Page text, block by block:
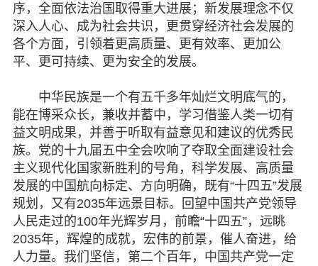
序，全面依法治国取得重大进展；新发展理念不仅
深入人心、成为社会共识，更贯穿经济社会发展的
各个方面，引领着更高质量、更有效率、更加公
平、更可持续、更为安全的发展。
中华民族是一个有五千多年灿烂文明底气的，
能在博采众长，兼收并蓄中，学习借鉴人类一切有
益文明成果，并善于听取有益意见和建议的优秀民
族。党的十九届五中全会吹响了夺取全面建设社会
主义现代化国家新胜利的号角，科学发展、高质量
发展的中国航向标定、方向明确，既有“十四五”发展
规划，又有2035年远景目标。回望中国共产党领导
人民走过的100年光辉岁月，前瞻“十四五”，远眺
2035年，辉煌的成就，宏伟的前景，催人奋进，给
人力量。我们坚信，第二个百年，中国共产党一定